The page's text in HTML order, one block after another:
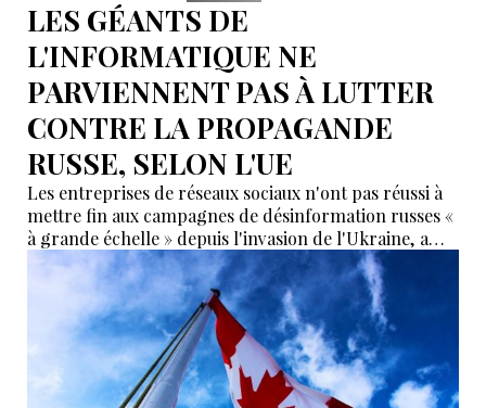
LES GÉANTS DE
L'INFORMATIQUE NE
PARVIENNENT PAS À LUTTER
CONTRE LA PROPAGANDE
RUSSE, SELON L'UE
Les entreprises de réseaux sociaux n'ont pas réussi à
mettre fin aux campagnes de désinformation russes «
à grande échelle » depuis l'invasion de l'Ukraine, a
déclaré dans un rapport l'Union européenne (UE).